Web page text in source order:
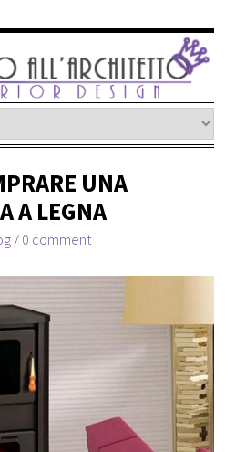
UNA
A LEGNA
/ 0 comment